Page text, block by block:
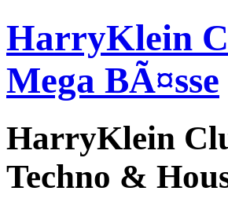
HarryKlein
Mega BÃ¤sse
HarryKlein
Techno &